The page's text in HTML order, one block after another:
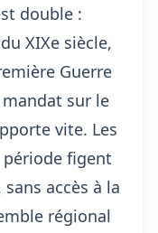
double :
XIXe siècle,
Guerre
sur le
vite. Les
figent
accès à la
régional